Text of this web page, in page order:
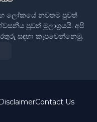
සහ ලෝකයේ නවතම පුවත්
පුවත් මූලාශ්‍රයයි. අපි
සඳහා කැපවෙන්නෙමු.
DisclaimerContact Us